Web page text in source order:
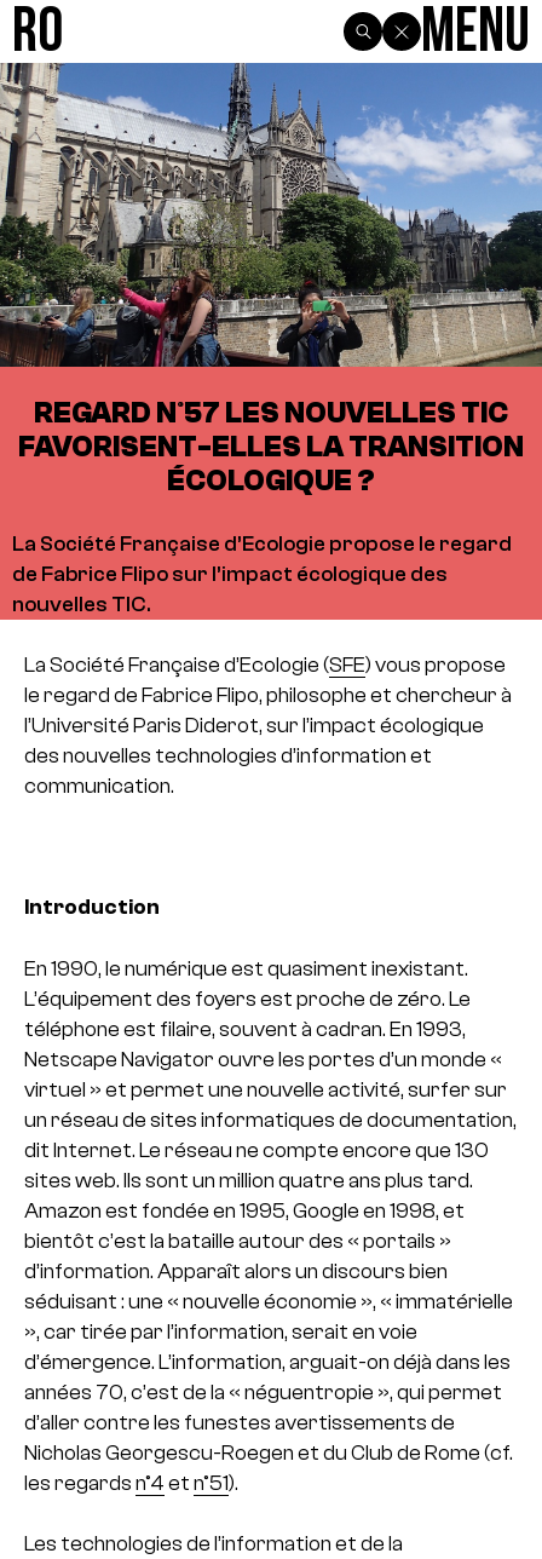
R0 Menu
REGARD N°57 LES NOUVELLES TIC
FAVORISENT-ELLES LA TRANSITION
ÉCOLOGIQUE ?
La Société Française d’Ecologie propose le regard
de Fabrice Flipo sur l’impact écologique des
nouvelles TIC.
La Société Française d’Ecologie (SFE) vous propose
le regard de Fabrice Flipo, philosophe et chercheur à
l’Université Paris Diderot, sur l’impact écologique
des nouvelles technologies d’information et
communication.
Introduction
En 1990, le numérique est quasiment inexistant.
L’équipement des foyers est proche de zéro. Le
téléphone est filaire, souvent à cadran. En 1993,
Netscape Navigator ouvre les portes d’un monde «
virtuel » et permet une nouvelle activité, surfer sur
un réseau de sites informatiques de documentation,
dit Internet. Le réseau ne compte encore que 130
sites web. Ils sont un million quatre ans plus tard.
Amazon est fondée en 1995, Google en 1998, et
bientôt c’est la bataille autour des « portails »
d’information. Apparaît alors un discours bien
séduisant : une « nouvelle économie », « immatérielle
», car tirée par l’information, serait en voie
d’émergence. L’information, arguait-on déjà dans les
années 70, c’est de la « néguentropie », qui permet
d’aller contre les funestes avertissements de
Nicholas Georgescu-Roegen et du Club de Rome (cf.
les regards n°4 et n°51).
Les technologies de l’information et de la